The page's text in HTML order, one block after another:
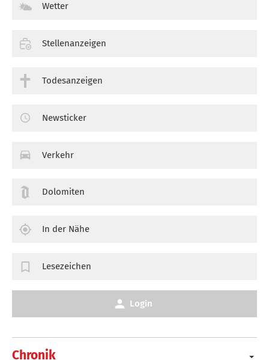
Chronik
Wetter
Stellenanzeigen
Todesanzeigen
Newsticker
Verkehr
Dolomiten
In der Nähe
Lesezeichen
Login